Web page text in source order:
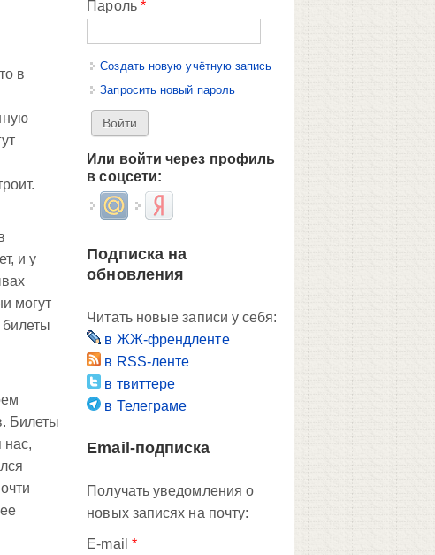
в
и у
могут
Билеты
нас,
Пароль *
Создать новую учётную запись
Запросить новый пароль
Или войти через профиль
в соцсети:
Login with Mail.ruLogin with Яндекс
Подписка на
обновления
Читать новые записи у себя:
в ЖЖ-френдленте
в RSS-ленте
в твиттере
в Телеграме
Email-подписка
Получать уведомления о
новых записях на почту:
E-mail *